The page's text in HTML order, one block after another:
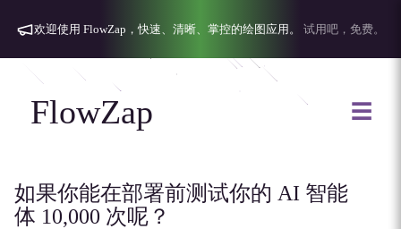
欢迎使用 FlowZap，快速、清晰、掌控的绘图应用。 试用吧，免费。
FlowZap ☰
如果你能在部署前测试你的 AI 智能
体 10,000 次呢？